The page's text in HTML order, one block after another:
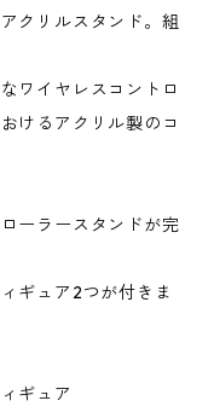
クリルスタンド。組
ワイヤレスコントロ
けるアクリル製のコ
ーラースタンドが完
ギュア2つが付きま
ギュア